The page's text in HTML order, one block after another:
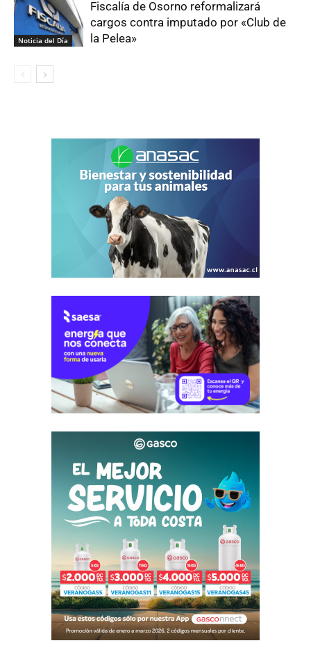
Noticia del Día
Fiscalía de Osorno reformalizará
cargos contra imputado por «Club de
la Pelea»